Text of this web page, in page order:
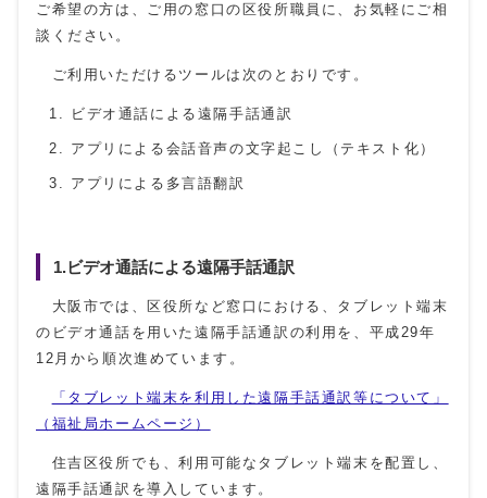
ご希望の方は、ご用の窓口の区役所職員に、お気軽にご相
談ください。
ご利用いただけるツールは次のとおりです。
ビデオ通話による遠隔手話通訳
アプリによる会話音声の文字起こし（テキスト化）
アプリによる多言語翻訳
1.ビデオ通話による遠隔手話通訳
大阪市では、区役所など窓口における、タブレット端末
のビデオ通話を用いた遠隔手話通訳の利用を、平成29年
12月から順次進めています。
「タブレット端末を利用した遠隔手話通訳等について」
（福祉局ホームページ）
住吉区役所でも、利用可能なタブレット端末を配置し、
遠隔手話通訳を導入しています。